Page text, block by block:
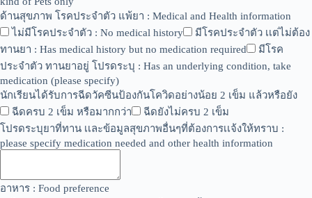
ด้านสุขภาพ โรคประจำตัว แพ้ยา : Medical and Health information
ไม่มีโรคประจำตัว : No medical history
มีโรคประจำตัว เเต่ไม่ต้อง
ทานยา : Has medical history but no medication required
มีโรค
ประจำตัว ทานยาอยู่ โปรดระบุ : Has an underlying condition, take
medication (please specify)
นักเรียนได้รับการฉีดวัคซีนป้องกันโควิดอย่างน้อย 2 เข็ม แล้วหรือยัง
ฉีดครบ 2 เข็ม หรือมากกว่า
ฉีดยังไม่ครบ 2 เข็ม
โปรดระบุยาที่ทาน เเละข้อมูลสุขภาพอื่นๆที่ต้องการเเจ้งให้ทราบ :
please specify medication needed and other health information
อาหาร : Food preference